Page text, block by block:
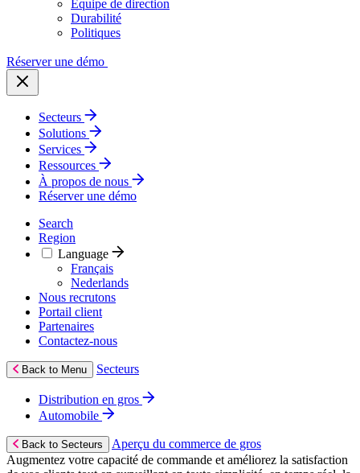
Équipe de direction
Durabilité
Politiques
Réserver une démo
Secteurs
Solutions
Services
Ressources
À propos de nous
Réserver une démo
Search
Region
Language
Français
Nederlands
Nous recrutons
Portail client
Partenaires
Contactez‑nous
Back to Menu Secteurs
Distribution en gros
Automobile
Back to Secteurs
Aperçu du commerce de gros
Augmentez votre capacité de commande et améliorez la satisfaction